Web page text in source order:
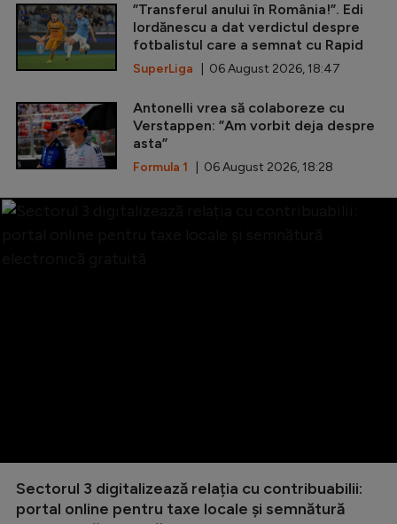
”Transferul anului în România!”. Edi
Iordănescu a dat verdictul despre
fotbalistul care a semnat cu Rapid
SuperLiga | 06 August 2026, 18:47
Antonelli vrea să colaboreze cu
Verstappen: ”Am vorbit deja despre
asta”
Formula 1 | 06 August 2026, 18:28
Sectorul 3 digitalizează relația cu contribuabilii:
portal online pentru taxe locale și semnătură